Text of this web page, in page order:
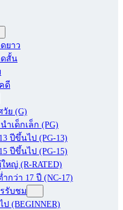
ยาว
สั้น
ดี
ย (G)
เด็กเล็ก (PG)
ปีขึ้นไป (PG-13)
ปีขึ้นไป (PG-15)
หญ่ (R-RATED)
กว่า 17 ปี (NC-17)
รับชม
(BEGINNER)